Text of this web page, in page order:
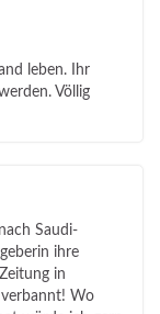
leben. Ihr
Völlig
Saudi-
ihre
in
Wo